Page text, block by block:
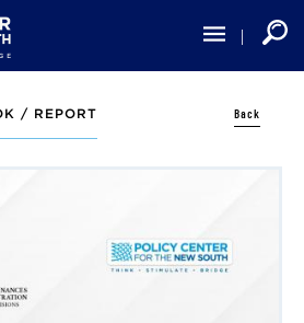
/ REPORT Back